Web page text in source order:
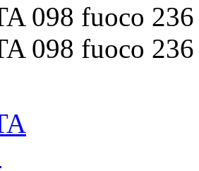
098 fuoco 236
098 fuoco 236